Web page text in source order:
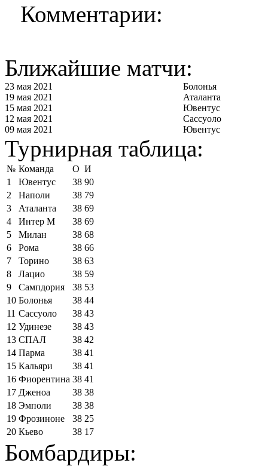
Комментарии:
Ближайшие матчи:
23 мая 2021
Болонья
19 мая 2021
Аталанта
15 мая 2021
Ювентус
12 мая 2021
Сассуоло
09 мая 2021
Ювентус
Турнирная таблица:
№ Команда О И
1
Ювентус 38 90
2
Наполи 38 79
3
Аталанта 38 69
4
Интер М 38 69
5
Милан 38 68
6
Рома 38 66
7
Торино 38 63
8
Лацио 38 59
9
Сампдория 38 53
10 Болонья 38 44
11 Сассуоло 38 43
12 Удинезе 38 43
13 СПАЛ 38 42
14 Парма 38 41
15 Кальяри 38 41
16 Фиорентина 38 41
17 Дженоа 38 38
18 Эмполи 38 38
19 Фрозиноне 38 25
20 Кьево 38 17
Бомбардиры: